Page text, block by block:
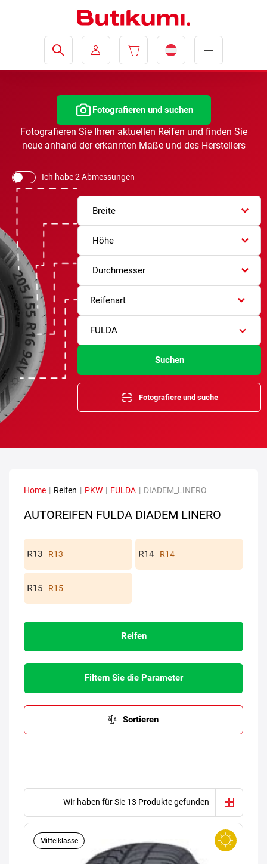
Fotografieren und suchen
Fotografieren Sie Ihren aktuellen Reifen und finden Sie
neue anhand der erkannten Maße und des Herstellers
Ich habe 2 Abmessungen
Breite
Höhe
Durchmesser
Reifenart
FULDA
Suchen
Fotografiere und suche
Home | Reifen | PKW | FULDA | DIADEM_LINERO
AUTOREIFEN FULDA DIADEM LINERO
R13 R14
R15
Reifen
Filtern Sie die Parameter
Sortieren
Wir haben für Sie 13 Produkte gefunden
Mittelklasse